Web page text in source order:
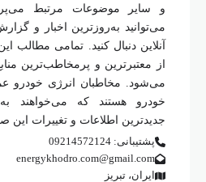
و سایر موضوعات مرتبط
می‌توانید به‌روزترین اخبار و
آنلاین دنبال کنید. تمامی مطالب
از معتبرترین و پرمخاطب‌ترین
می‌شود. مخاطبان انرژی خودرو
خودرو هستند که می‌خواهند
جدیدترین اطلاعات و تغییرات
پشتیبانی: 09214572124
energykhodro.com@gmail.com
ایران، تبریز